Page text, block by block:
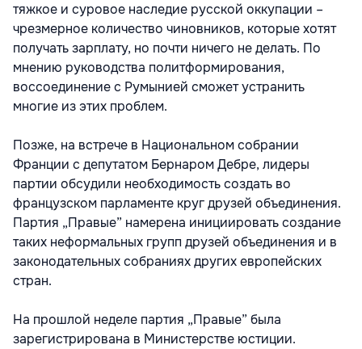
тяжкое и суровое наследие русской оккупации –
чрезмерное количество чиновников, которые хотят
получать зарплату, но почти ничего не делать. По
мнению руководства политформирования,
воссоединение с Румынией сможет устранить
многие из этих проблем.
Позже, на встрече в Национальном собрании
Франции с депутатом Бернаром Дебре, лидеры
партии обсудили необходимость создать во
французском парламенте круг друзей объединения.
Партия „Правые” намерена инициировать создание
таких неформальных групп друзей объединения и в
законодательных собраниях других европейских
стран.
На прошлой неделе партия „Правые” была
зарегистрирована в Министерстве юстиции.